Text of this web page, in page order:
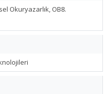
Okuryazarlık, OB8.